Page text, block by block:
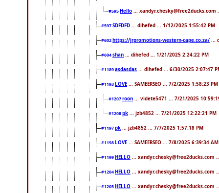
#595Hello ... xandyr.chesky@free2ducks.com
#597SDFDFD ... dihefed ... 1/12/2025 1:55:42 PM
#602https://jrpromotions-western-cape.co.za/ ...
#604shan ... dihefed ... 1/21/2025 2:24:22 PM
#1189asdasdas ... dihefed ... 6/30/2025 2:07:47
#1193LOVE ... SAMEERSEO ... 7/2/2025 1:58:23 PM
#1207roon ... videte5471 ... 7/21/2025
#1208pk ... jzb4852 ... 7/21/2025 12:22:21 PM
#1197pk ... jzb4852 ... 7/7/2025 1:57:18 PM
#1198LOVE ... SAMEERSEO ... 7/8/2025 6:39:34 AM
#1199HELLO ... xandyr.chesky@free2ducks.com
#1204HELLO ... xandyr.chesky@free2ducks.com
#1205HELLO ... xandyr.chesky@free2ducks.com